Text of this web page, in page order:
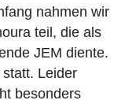
nahmen wir
teil, die als
JEM diente.
Leider
besonders